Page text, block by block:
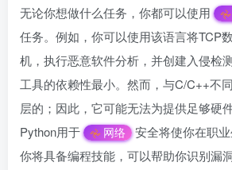
无论你想做什么任务，你都可以使用
任务。例如，你可以使用该语言将TCP
机，执行恶意软件分析，并创建入侵检
工具的依赖性最小。然而，与C/C++不
层的；因此，它可能无法为提供足够硬
Python用于
网络
安全将使你在职业
你将具备编程技能，可以帮助你识别漏